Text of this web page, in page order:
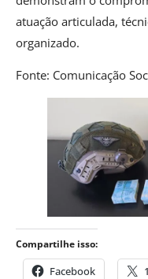
atuação articulada,
organizado.
Fonte: Comunicação
Compartilhe isso:
Facebook